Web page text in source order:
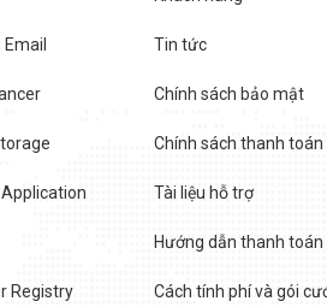
Registry
Tin tức
Chính sách bảo mật
Chính sách thanh toán
Tài liệu hỗ trợ
Hướng dẫn thanh toán
Cách tính phí và gói